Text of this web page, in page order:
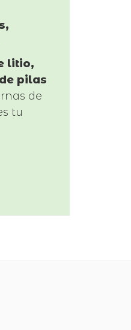
litio,
pilas
de
tu